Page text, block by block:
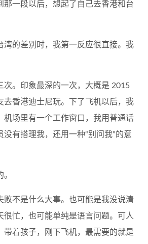
那一段以后，想起了自己去香港和台
湾的差别时，我第一反应很直接。我
次。印象最深的一次，大概是 2015
去香港迪士尼玩。下了飞机以后，我
机场里有一个工作窗口，我用普通话
没有搭理我，还用一种“别问我”的意
败不是什么大事。也可能是我没说清
很忙，也可能单纯是语言问题。可人
带着孩子，刚下飞机，最需要的就是